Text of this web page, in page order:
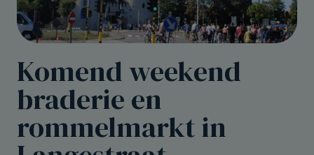
Komend weekend
braderie en
rommelmarkt in